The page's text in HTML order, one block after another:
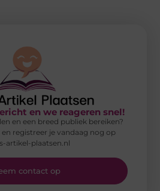
en we reageren snel!
en een breed publiek bereiken?
registreer je vandaag nog op
artikel-plaatsen.nl
contact op